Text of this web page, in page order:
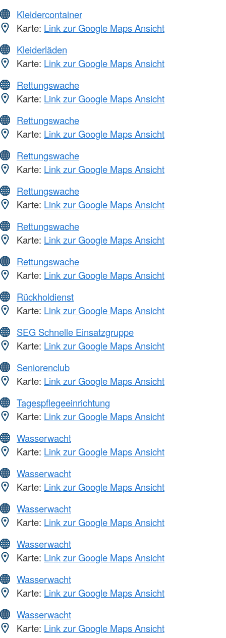
Kleidercontainer
Karte: Link zur Google Maps Ansicht
Kleiderläden
Karte: Link zur Google Maps Ansicht
Rettungswache
Karte: Link zur Google Maps Ansicht
Rettungswache
Karte: Link zur Google Maps Ansicht
Rettungswache
Karte: Link zur Google Maps Ansicht
Rettungswache
Karte: Link zur Google Maps Ansicht
Rettungswache
Karte: Link zur Google Maps Ansicht
Rettungswache
Karte: Link zur Google Maps Ansicht
Rückholdienst
Karte: Link zur Google Maps Ansicht
SEG Schnelle Einsatzgruppe
Karte: Link zur Google Maps Ansicht
Seniorenclub
Karte: Link zur Google Maps Ansicht
Tagespflegeeinrichtung
Karte: Link zur Google Maps Ansicht
Wasserwacht
Karte: Link zur Google Maps Ansicht
Wasserwacht
Karte: Link zur Google Maps Ansicht
Wasserwacht
Karte: Link zur Google Maps Ansicht
Wasserwacht
Karte: Link zur Google Maps Ansicht
Wasserwacht
Karte: Link zur Google Maps Ansicht
Wasserwacht
Karte: Link zur Google Maps Ansicht